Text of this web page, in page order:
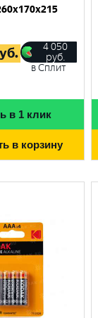
4 050
руб.
в Сплит
в 1 клик
в корзину